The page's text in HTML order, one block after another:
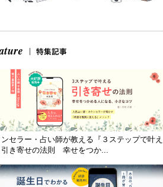
セラー・占い師が教える『３ステップで叶え
き寄せの法則 幸せをつか...